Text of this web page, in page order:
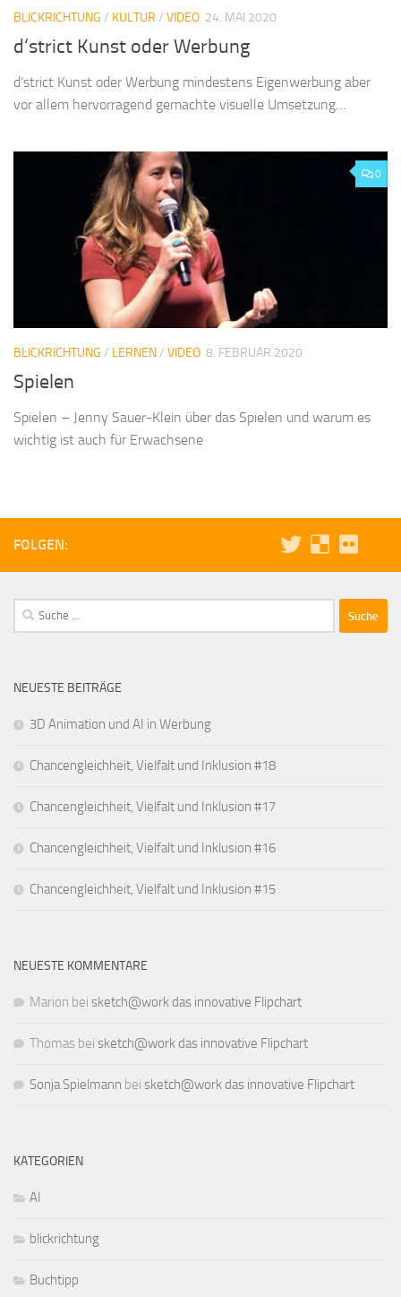
BLICKRICHTUNG / KULTUR / VIDEO 24. MAI 2020
d‘strict Kunst oder Werbung
d‘strict Kunst oder Werbung mindestens Eigenwerbung aber
vor allem hervorragend gemachte visuelle Umsetzung…
0
BLICKRICHTUNG / LERNEN/ VIDEO 8. FEBRUAR 2020
Spielen
Spielen – Jenny Sauer-Klein über das Spielen und warum es
wichtig ist auch für Erwachsene
FOLGEN:
Suche
nach:
NEUESTE BEITRÄGE
3D Animation und AI in Werbung
Chancengleichheit, Vielfalt und Inklusion #18
Chancengleichheit, Vielfalt und Inklusion #17
Chancengleichheit, Vielfalt und Inklusion #16
Chancengleichheit, Vielfalt und Inklusion #15
NEUESTE KOMMENTARE
Marion bei sketch@work das innovative Flipchart
Thomas bei sketch@work das innovative Flipchart
Sonja Spielmann bei sketch@work das innovative Flipchart
KATEGORIEN
AI
blickrichtung
Buchtipp